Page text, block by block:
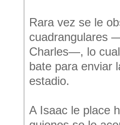
Rara vez se le
cuadrangulares
Charles—, lo
bate para enviar
estadio.
A Isaac le place